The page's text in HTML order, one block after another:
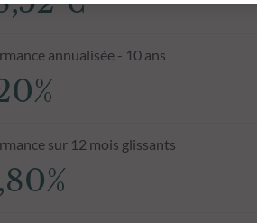
annualisée - 10 ans
sur 12 mois glissants